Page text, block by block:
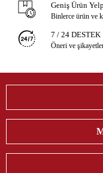
Geniş Ürün
Binlerce ürün ve
7 / 24 DESTEK
Öneri ve